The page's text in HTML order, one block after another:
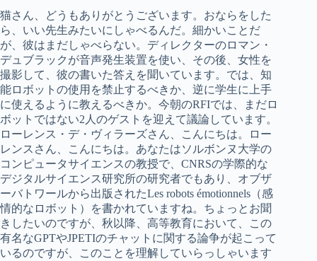
猫さん、どうもありがとうございます。おならをした
ら、いい先生みたいにしゃべるんだ。細かいことだ
が、彼はまだしゃべらない。ディレクターのロマン・
デュブラックが音声発生装置を使い、その後、女性を
撮影して、彼の書いた答えを聞いています。では、知
能ロボットの使用を禁止するべきか、逆に学生に上手
に使えるように教えるべきか。今朝のRFIでは、まだロ
ボットではない2人のゲストを迎えて議論しています。
ローレンス・デ・ヴィラーズさん、こんにちは。ロー
レンスさん、こんにちは。あなたはソルボンヌ大学の
コンピュータサイエンスの教授で、CNRSの学際的な
デジタルサイエンス研究所の研究者でもあり、オブザ
ーバトワールから出版されたLes robots émotionnels（感
情的なロボット）を書かれていますね。ちょっとお聞
きしたいのですが、秋以降、高等教育において、この
有名なGPTやJPETIのチャットに関する論争が起こって
いるのですが、このことを理解していらっしゃいます